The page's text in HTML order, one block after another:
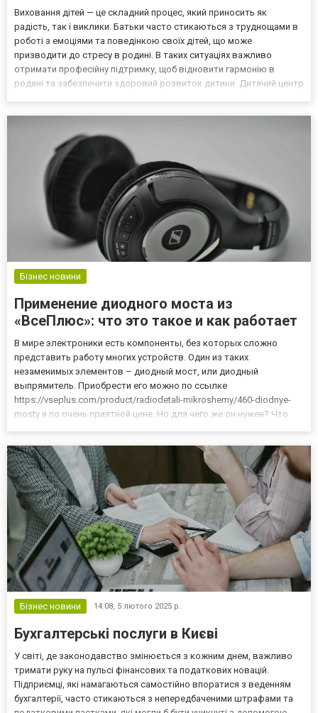
Виховання дітей — це складний процес, який приносить як
радість, так і виклики. Батьки часто стикаються з труднощами в
роботі з емоціями та поведінкою своїх дітей, що може
призводити до стресу в родині. В таких ситуаціях важливо
отримати професійну підтримку, щоб відновити гармонію в
родині та забезпечити здоровий розвиток дитини. Дитячий центр
Бізнес новини
Применение диодного моста из
«ВсеПлюс»: что это такое и как работает
В мире электроники есть компоненты, без которых сложно
представить работу многих устройств. Один из таких
незаменимых элементов – диодный мост, или диодный
выпрямитель. Приобрести его можно по ссылке
https://vseplus.com/product/radiodetali-mikroshemy/460-diodnye-
mosty и по очень приятной цене. Но для чего же он нужен? Что
образом для преобразова...
Бізнес новини 14:08, 5 лютого 2025 р.
Бухгалтерські послуги в Києві
У світі, де законодавство змінюється з кожним днем, важливо
тримати руку на пульсі фінансових та податкових новацій.
Підприємці, які намагаються самостійно впоратися з веденням
бухгалтерії, часто стикаються з непередбаченими штрафами та